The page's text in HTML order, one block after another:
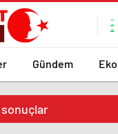
Gündem